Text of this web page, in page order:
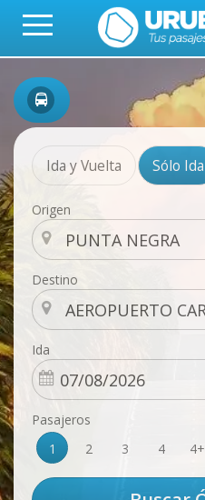
Ida y Vuelta Sólo Ida
Origen
Destino
Ida
Pasajeros
1
2 3 4 4+